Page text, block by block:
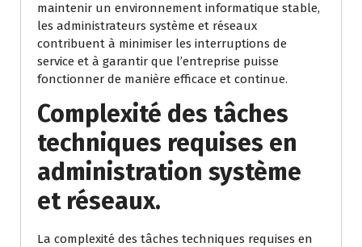
maintenir un environnement informatique stable,
les administrateurs système et réseaux
contribuent à minimiser les interruptions de
service et à garantir que l’entreprise puisse
fonctionner de manière efficace et continue.
Complexité des tâches
techniques requises en
administration système
et réseaux.
La complexité des tâches techniques requises en